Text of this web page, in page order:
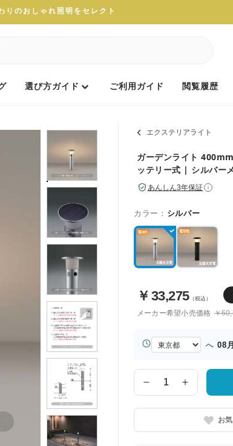
りのおしゃれ照明をセレクト
選び方ガイド ご利用ガイド 閲覧履歴
エクステリアライト
ガーデンライト
ッテリー式 | シルバー
あんしん3年保証 i
カラー： シルバー
￥ 33,275（税込）
メーカー希望小売価格 ￥
お
届
へ 08
数
量
お